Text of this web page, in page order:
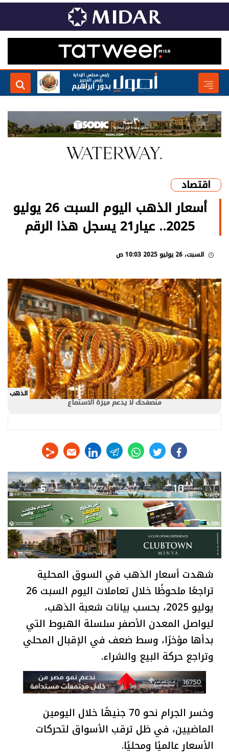
رئيس مجلس الإدارة
رئيس التحرير
بدور ابراهيم
اقتصاد
أسعار الذهب اليوم السبت 26 يوليو
2025.. عيار21 يسجل هذا الرقم
السبت، 26 يوليو 2025 10:03 ص
الذهب
متصفحك لا يدعم ميزة الاستماع
facebook
twitter
whats
telegram
linkedin
شهدت أسعار الذهب في السوق المحلية
تراجعًا ملحوظًا خلال تعاملات اليوم السبت 26
يوليو 2025، بحسب بيانات شعبة الذهب،
ليواصل المعدن الأصفر سلسلة الهبوط التي
بدأها مؤخرًا، وسط ضعف في الإقبال المحلي
وتراجع حركة البيع والشراء.
وخسر الجرام نحو 70 جنيهًا خلال اليومين
الماضيين، في ظل ترقب الأسواق لتحركات
الأسعار عالميًا ومحليًا.